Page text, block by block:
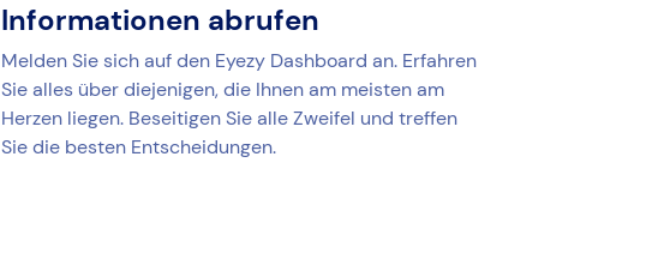
Informationen abrufen
Melden Sie sich auf den Eyezy Dashboard an. Erfahren
Sie alles über diejenigen, die Ihnen am meisten am
Herzen liegen. Beseitigen Sie alle Zweifel und treffen
Sie die besten Entscheidungen.